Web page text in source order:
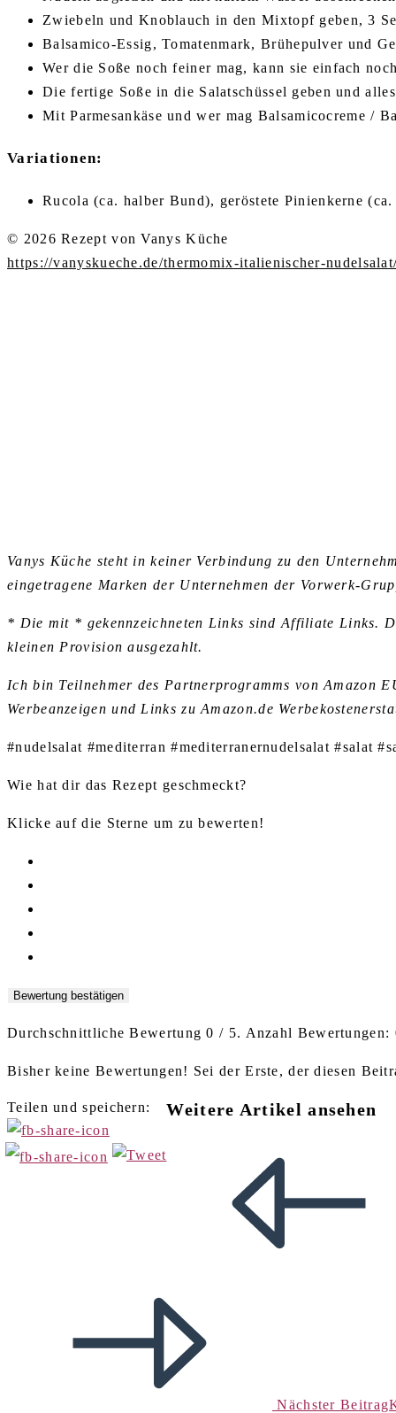
Zwiebeln und Knoblauch in den Mixtopf geben, 3
Balsamico-Essig, Tomatenmark, Brühepulver und
Wer die Soße noch feiner mag, kann sie einfach
Die fertige Soße in die Salatschüssel geben und
Mit Parmesankäse und wer mag Balsamicocreme /
Variationen:
Rucola (ca. halber Bund), geröstete Pinienkerne
© 2026 Rezept von Vanys Küche
https://vanyskueche.de/thermomix-italienischer-
Vanys Küche steht in keiner Verbindung zu den
eingetragene Marken der Unternehmen der Vorwerk-
* Die mit * gekennzeichneten Links sind Affiliate Links.
kleinen Provision ausgezahlt.
Ich bin Teilnehmer des Partnerprogramms von Amazon
Werbeanzeigen und Links zu Amazon.de
#nudelsalat #mediterran #mediterranernudelsalat #salat
Wie hat dir das Rezept geschmeckt?
Klicke auf die Sterne um zu bewerten!
Bewertung bestätigen
Durchschnittliche Bewertung0 / 5. Anzahl Bewertungen:
Bisher keine Bewertungen! Sei der Erste, der diesen
Teilen und speichern: Weitere Artikel ansehen
Nächster Beitrag